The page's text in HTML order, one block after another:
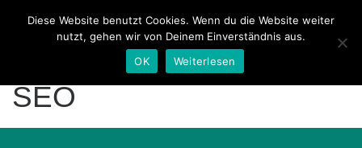
Zum Inhalt springen
Search
SEO
Diese Website benutzt Cookies. Wenn du die Website weiter
nutzt, gehen wir von Deinem Einverständnis aus.
OK
Weiterlesen